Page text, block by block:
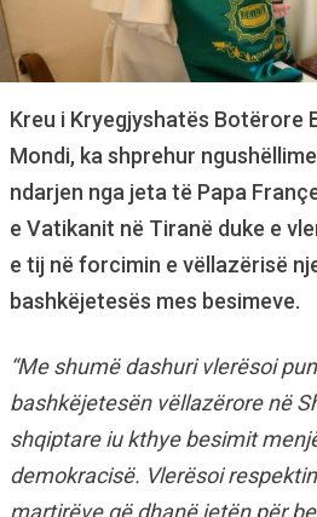
Kreu i Kryegjyshatës Botërore
Mondi, ka shprehur
ndarjen nga jeta të Papa
e Vatikanit në Tiranë duke e
e tij në forcimin e vëllazërisë
bashkëjetesës mes besimeve.
“Me shumë dashuri vlerësoi
bashkëjetesën vëllazërore në
shqiptare iu kthye besimit
demokracisë. Vlerësoi
martirëve që dhanë jetën për